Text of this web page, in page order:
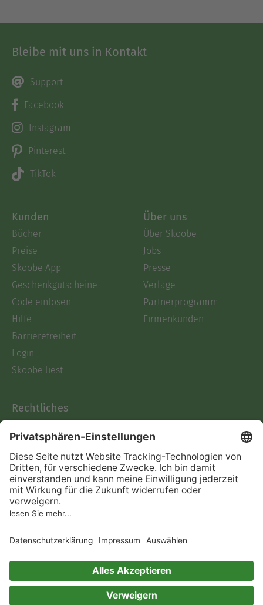
Bleibe mit uns in Kontakt
Support
Facebook
Instagram
Pinterest
TikTok
Kunden
Bücher
Preise
Skoobe App
Geschenkgutscheine
Code einlösen
Hilfe
Barrierefreiheit
Login
Skoobe liest
Über uns
Über Skoobe
Jobs
Presse
Verlage
Partnerprogramm
Firmenkunden
Rechtliches
AGB
Informationen nach Data
Act
Verträge hier kündigen
Impressum
Immer ein gutes Buch